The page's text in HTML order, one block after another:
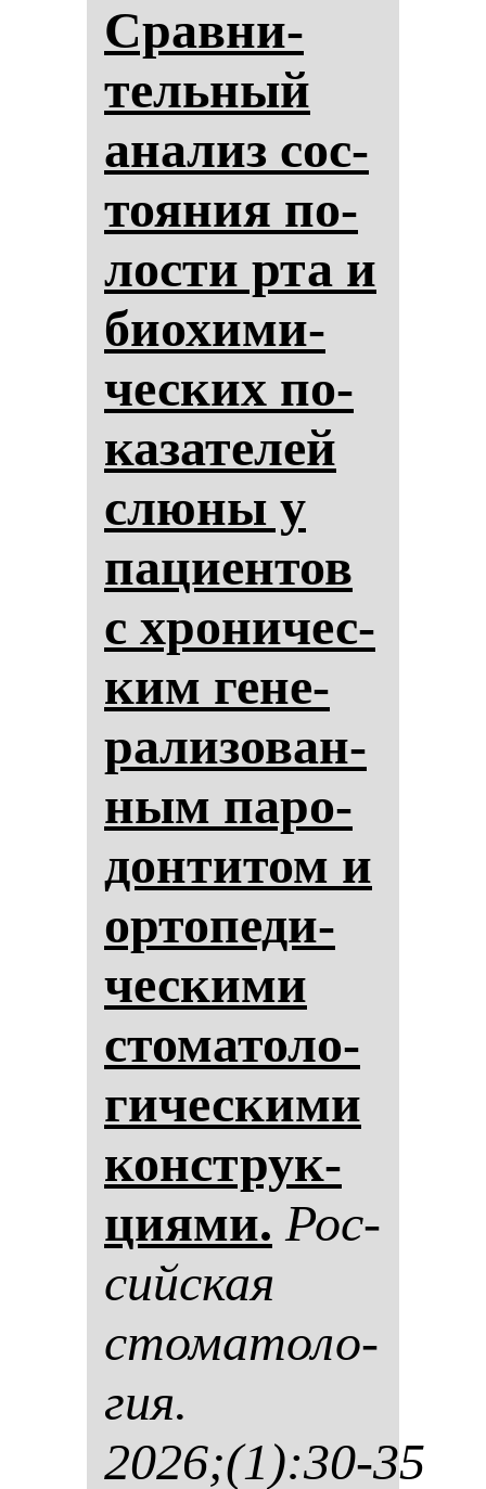
Срав­ни­
тель­ный
ана­лиз сос­
то­яния по­
лос­ти рта и
би­охи­ми­
чес­ких по­
ка­за­те­лей
слю­ны у
па­ци­ен­тов
с хро­ни­чес­
ким ге­не­
ра­ли­зо­ван­
ным па­ро­
дон­ти­том и
ор­то­пе­ди­
чес­ки­ми
сто­ма­то­ло­
ги­чес­ки­ми
конструк­
ци­ями. Рос­
сий­ская
сто­ма­то­ло­
гия.
2026;(1):30-35